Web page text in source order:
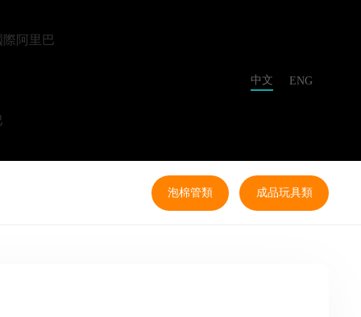
際阿里巴
中文 ENG
泡棉管類 成品玩具類